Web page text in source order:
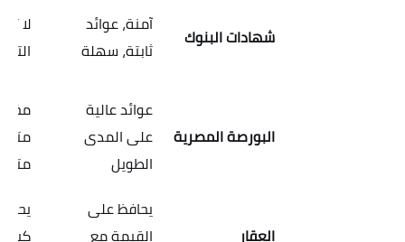
شهادات البنوك
آمنة، عوائد
ثابتة، سهلة
لا
البورصة المصرية
عوائد عالية
على المدى
الطويل
العقار
يحافظ على
القيمة مع